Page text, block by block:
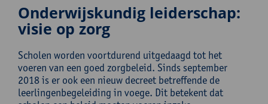
Onderwijskundig leiderschap:
visie op zorg
Scholen worden voortdurend uitgedaagd tot het
voeren van een goed zorgbeleid. Sinds september
2018 is er ook een nieuw decreet betreffende de
leerlingenbegeleiding in voege. Dit betekent dat